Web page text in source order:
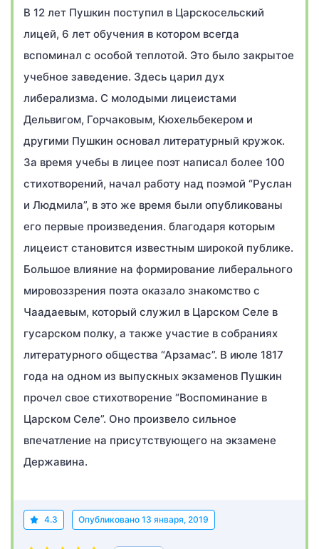
В 12 лет Пушкин поступил в Царскосельский
лицей, 6 лет обучения в котором всегда
вспоминал с особой теплотой. Это было закрытое
учебное заведение. Здесь царил дух
либерализма. С молодыми лицеистами
Дельвигом, Горчаковым, Кюхельбекером и
другими Пушкин основал литературный кружок.
За время учебы в лицее поэт написал более 100
стихотворений, начал работу над поэмой “Руслан
и Людмила”, в это же время были опубликованы
его первые произведения. благодаря которым
лицеист становится известным широкой публике.
Большое влияние на формирование либерального
мировоззрения поэта оказало знакомство с
Чаадаевым, который служил в Царском Селе в
гусарском полку, а также участие в собраниях
литературного общества “Арзамас”. В июле 1817
года на одном из выпускных экзаменов Пушкин
прочел свое стихотворение “Воспоминание в
Царском Селе”. Оно произвело сильное
впечатление на присутствующего на экзамене
Державина.
4.3 Опубликовано 13 января, 2019